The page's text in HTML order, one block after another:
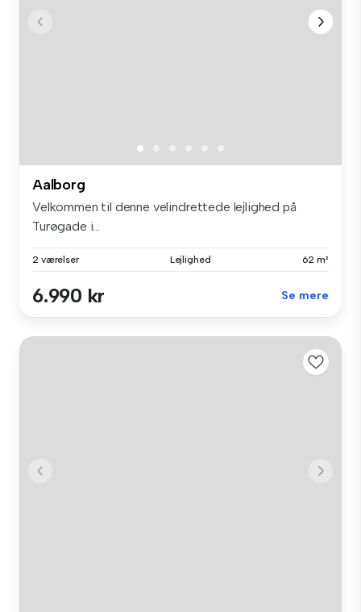
Aalborg
Velkommen til denne velindrettede lejlighed på
Turøgade i...
2 værelser Lejlighed 62 m²
6.990 kr Se mere